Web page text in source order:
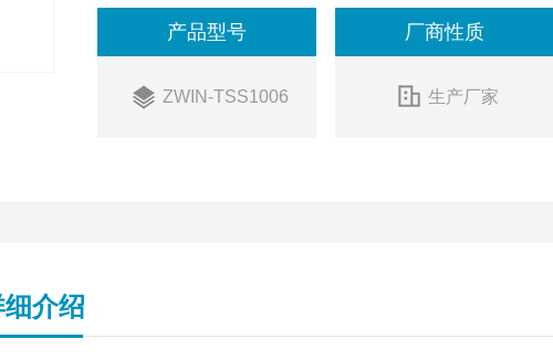
产品型号
ZWIN-TSS1006
厂商性质
生产厂家
介绍